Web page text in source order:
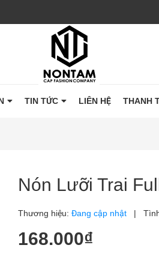
TIN TỨC LIÊN HỆ THANH
Nón Lưỡi Trai
Thương hiệu: Đang cập nhật |
168.000₫